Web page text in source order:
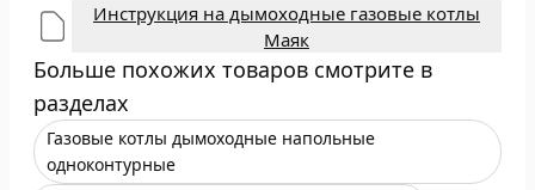
Инструкция на дымоходные газовые котлы
Маяк
Больше похожих товаров смотрите в
разделах
Газовые котлы дымоходные напольные
одноконтурные